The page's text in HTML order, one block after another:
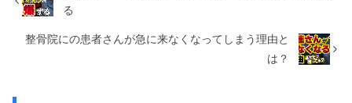
る
整骨院にの患者さんが急に来なくなってしまう理由と
は？